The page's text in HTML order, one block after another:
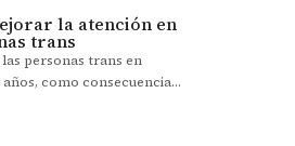
la atención en
trans
personas trans en
como consecuencia